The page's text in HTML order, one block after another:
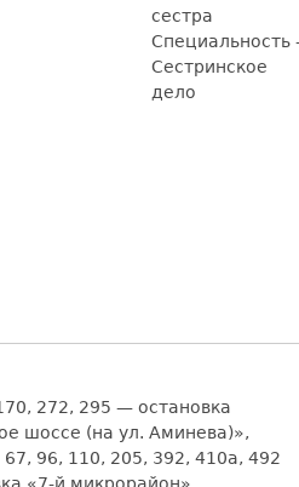
сестра
Специальность
Сестринское
дело
272, 295 — остановка
шоссе (на ул. Аминева)»,
67, 96, 110, 205, 392, 410а, 492